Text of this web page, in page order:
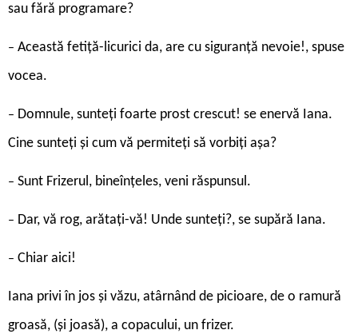
sau fără programare?
– Această fetiță-licurici da, are cu siguranță nevoie!, spuse
vocea.
– Domnule, sunteți foarte prost crescut! se enervă Iana.
Cine sunteți și cum vă permiteți să vorbiți așa?
– Sunt Frizerul, bineînțeles, veni răspunsul.
– Dar, vă rog, arătați-vă! Unde sunteți?, se supără Iana.
– Chiar aici!
Iana privi în jos și văzu, atârnând de picioare, de o ramură
groasă, (și joasă), a copacului, un frizer.